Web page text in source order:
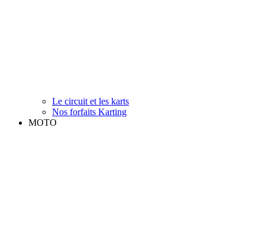
Le circuit et les karts
Nos forfaits Karting
MOTO